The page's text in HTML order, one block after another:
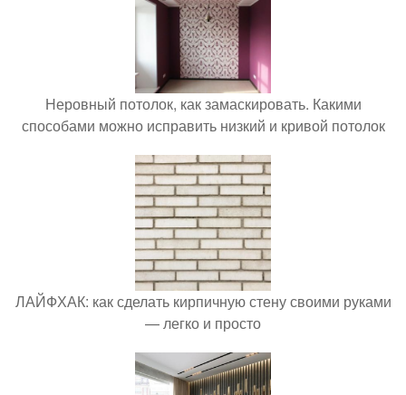
Неровный потолок, как замаскировать. Какими
способами можно исправить низкий и кривой потолок
ЛАЙФХАК: как сделать кирпичную стену своими руками
— легко и просто